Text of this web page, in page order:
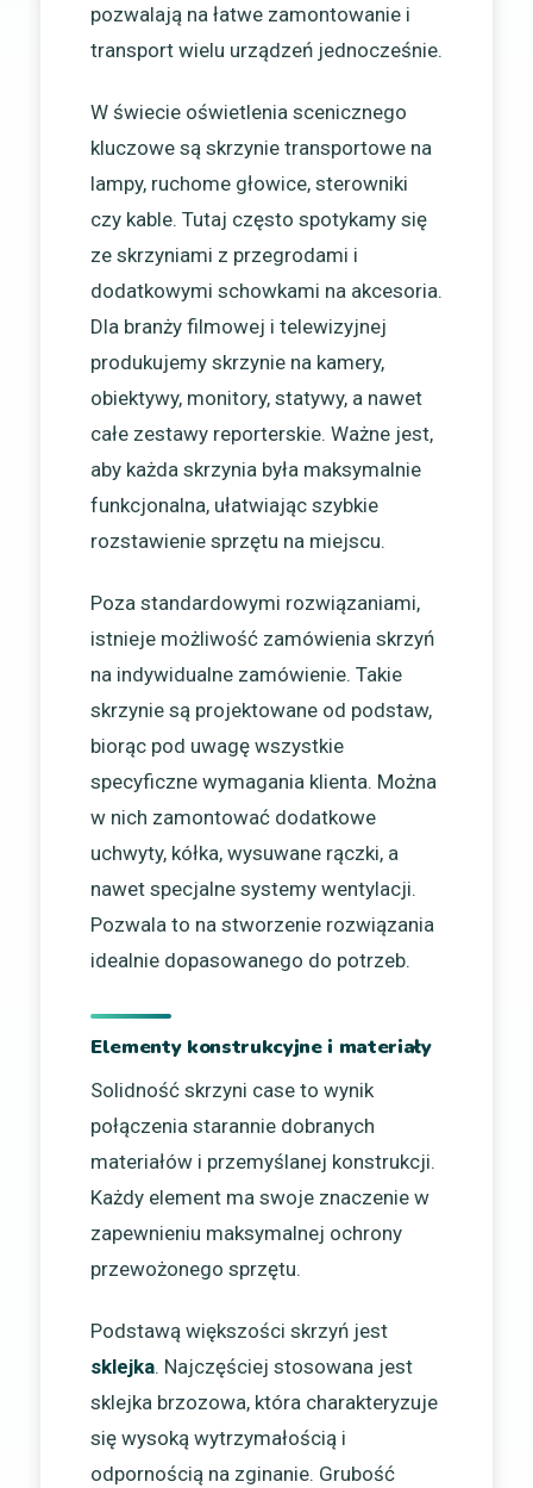
pozwalają na łatwe zamontowanie i
transport wielu urządzeń jednocześnie.
W świecie oświetlenia scenicznego
kluczowe są skrzynie transportowe na
lampy, ruchome głowice, sterowniki
czy kable. Tutaj często spotykamy się
ze skrzyniami z przegrodami i
dodatkowymi schowkami na akcesoria.
Dla branży filmowej i telewizyjnej
produkujemy skrzynie na kamery,
obiektywy, monitory, statywy, a nawet
całe zestawy reporterskie. Ważne jest,
aby każda skrzynia była maksymalnie
funkcjonalna, ułatwiając szybkie
rozstawienie sprzętu na miejscu.
Poza standardowymi rozwiązaniami,
istnieje możliwość zamówienia skrzyń
na indywidualne zamówienie. Takie
skrzynie są projektowane od podstaw,
biorąc pod uwagę wszystkie
specyficzne wymagania klienta. Można
w nich zamontować dodatkowe
uchwyty, kółka, wysuwane rączki, a
nawet specjalne systemy wentylacji.
Pozwala to na stworzenie rozwiązania
idealnie dopasowanego do potrzeb.
Elementy konstrukcyjne i materiały
Solidność skrzyni case to wynik
połączenia starannie dobranych
materiałów i przemyślanej konstrukcji.
Każdy element ma swoje znaczenie w
zapewnieniu maksymalnej ochrony
przewożonego sprzętu.
Podstawą większości skrzyń jest
sklejka. Najczęściej stosowana jest
sklejka brzozowa, która charakteryzuje
się wysoką wytrzymałością i
odpornością na zginanie. Grubość